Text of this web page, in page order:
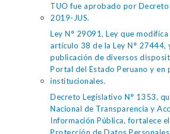
TUO fue aprobado por Decreto
2019-JUS.
Ley N° 29091, Ley que
artículo 38 de la Ley N° 27444,
publicación de diversos
Portal del Estado Peruano y en
institucionales.
Decreto Legislativo N° 1353,
Nacional de Transparencia y
Información Pública, fortalece